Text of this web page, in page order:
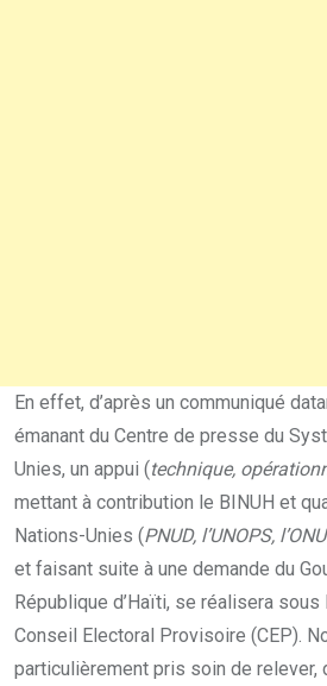
En effet, d’après un communiqué
émanant du Centre de presse du
Unies, un appui (technique,
mettant à contribution le BINUH et
Nations-Unies (PNUD, l’UNOPS,
et faisant suite à une demande du
République d’Haïti, se réalisera
Conseil Electoral Provisoire (CEP).
particulièrement pris soin de relever,